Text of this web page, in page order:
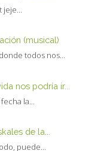
jeje...
(musical)
todos nos...
nos podría ir...
la...
de la...
puede...